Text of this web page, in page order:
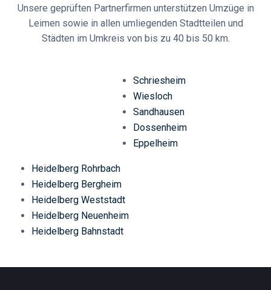
Unsere geprüften Partnerfirmen unterstützen Umzüge in
Leimen sowie in allen umliegenden Stadtteilen und
Städten im Umkreis von bis zu 40 bis 50 km.
Schriesheim
Wiesloch
Sandhausen
Dossenheim
Eppelheim
Heidelberg Rohrbach
Heidelberg Bergheim
Heidelberg Weststadt
Heidelberg Neuenheim
Heidelberg Bahnstadt